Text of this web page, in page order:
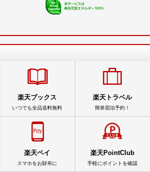
楽天ブックス
いつでも全品送料無料
楽天トラベル
簡単宿泊予約！
楽天ペイ
スマホをお財布に
楽天PointClub
手軽にポイントを確認